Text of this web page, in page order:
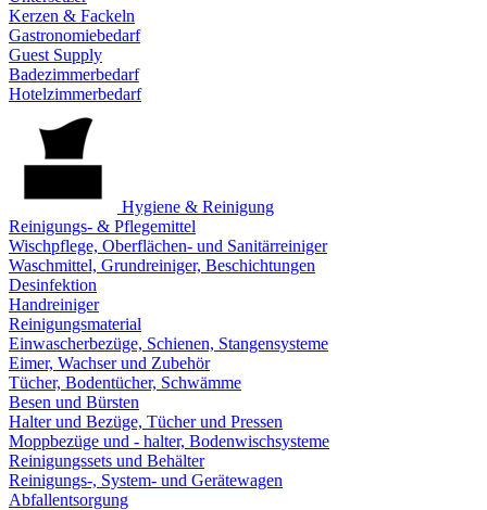
Kerzen & Fackeln
Gastronomiebedarf
Guest Supply
Badezimmerbedarf
Hotelzimmerbedarf
Hygiene & Reinigung
Reinigungs- & Pflegemittel
Wischpflege, Oberflächen- und Sanitärreiniger
Waschmittel, Grundreiniger, Beschichtungen
Desinfektion
Handreiniger
Reinigungsmaterial
Einwascherbezüge, Schienen, Stangensysteme
Eimer, Wachser und Zubehör
Tücher, Bodentücher, Schwämme
Besen und Bürsten
Halter und Bezüge, Tücher und Pressen
Moppbezüge und - halter, Bodenwischsysteme
Reinigungssets und Behälter
Reinigungs-, System- und Gerätewagen
Abfallentsorgung